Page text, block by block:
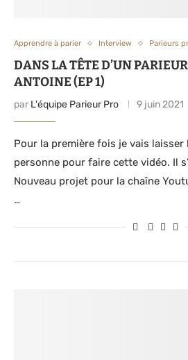
Apprendre à parier Interview Parieurs
DANS LA TÊTE D’UN
ANTOINE (EP 1)
par L'équipe Parieur Pro 9 juin 2021
Pour la première fois je vais laisser
personne pour faire cette vidéo. Il
Nouveau projet pour la chaîne
…